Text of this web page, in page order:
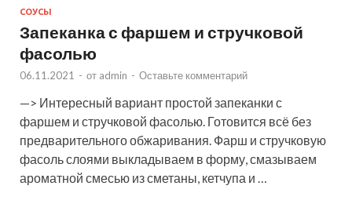
СОУСЫ
Запеканка с фаршем и стручковой
фасолью
06.11.2021 - от admin - Оставьте комментарий
—> Интересный вариант простой запеканки с
фаршем и стручковой фасолью. Готовится всё без
предварительного обжаривания. Фарш и стручковую
фасоль слоями выкладываем в форму, смазываем
ароматной смесью из сметаны, кетчупа и …